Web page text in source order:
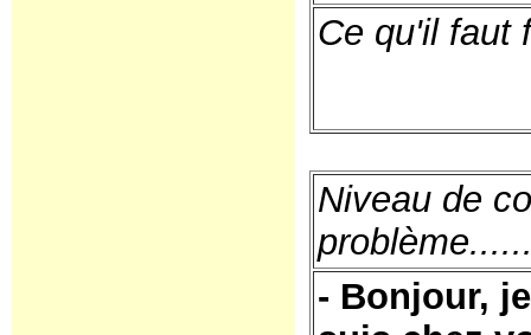
Ce qu'il faut
Niveau de
- Bonjour,